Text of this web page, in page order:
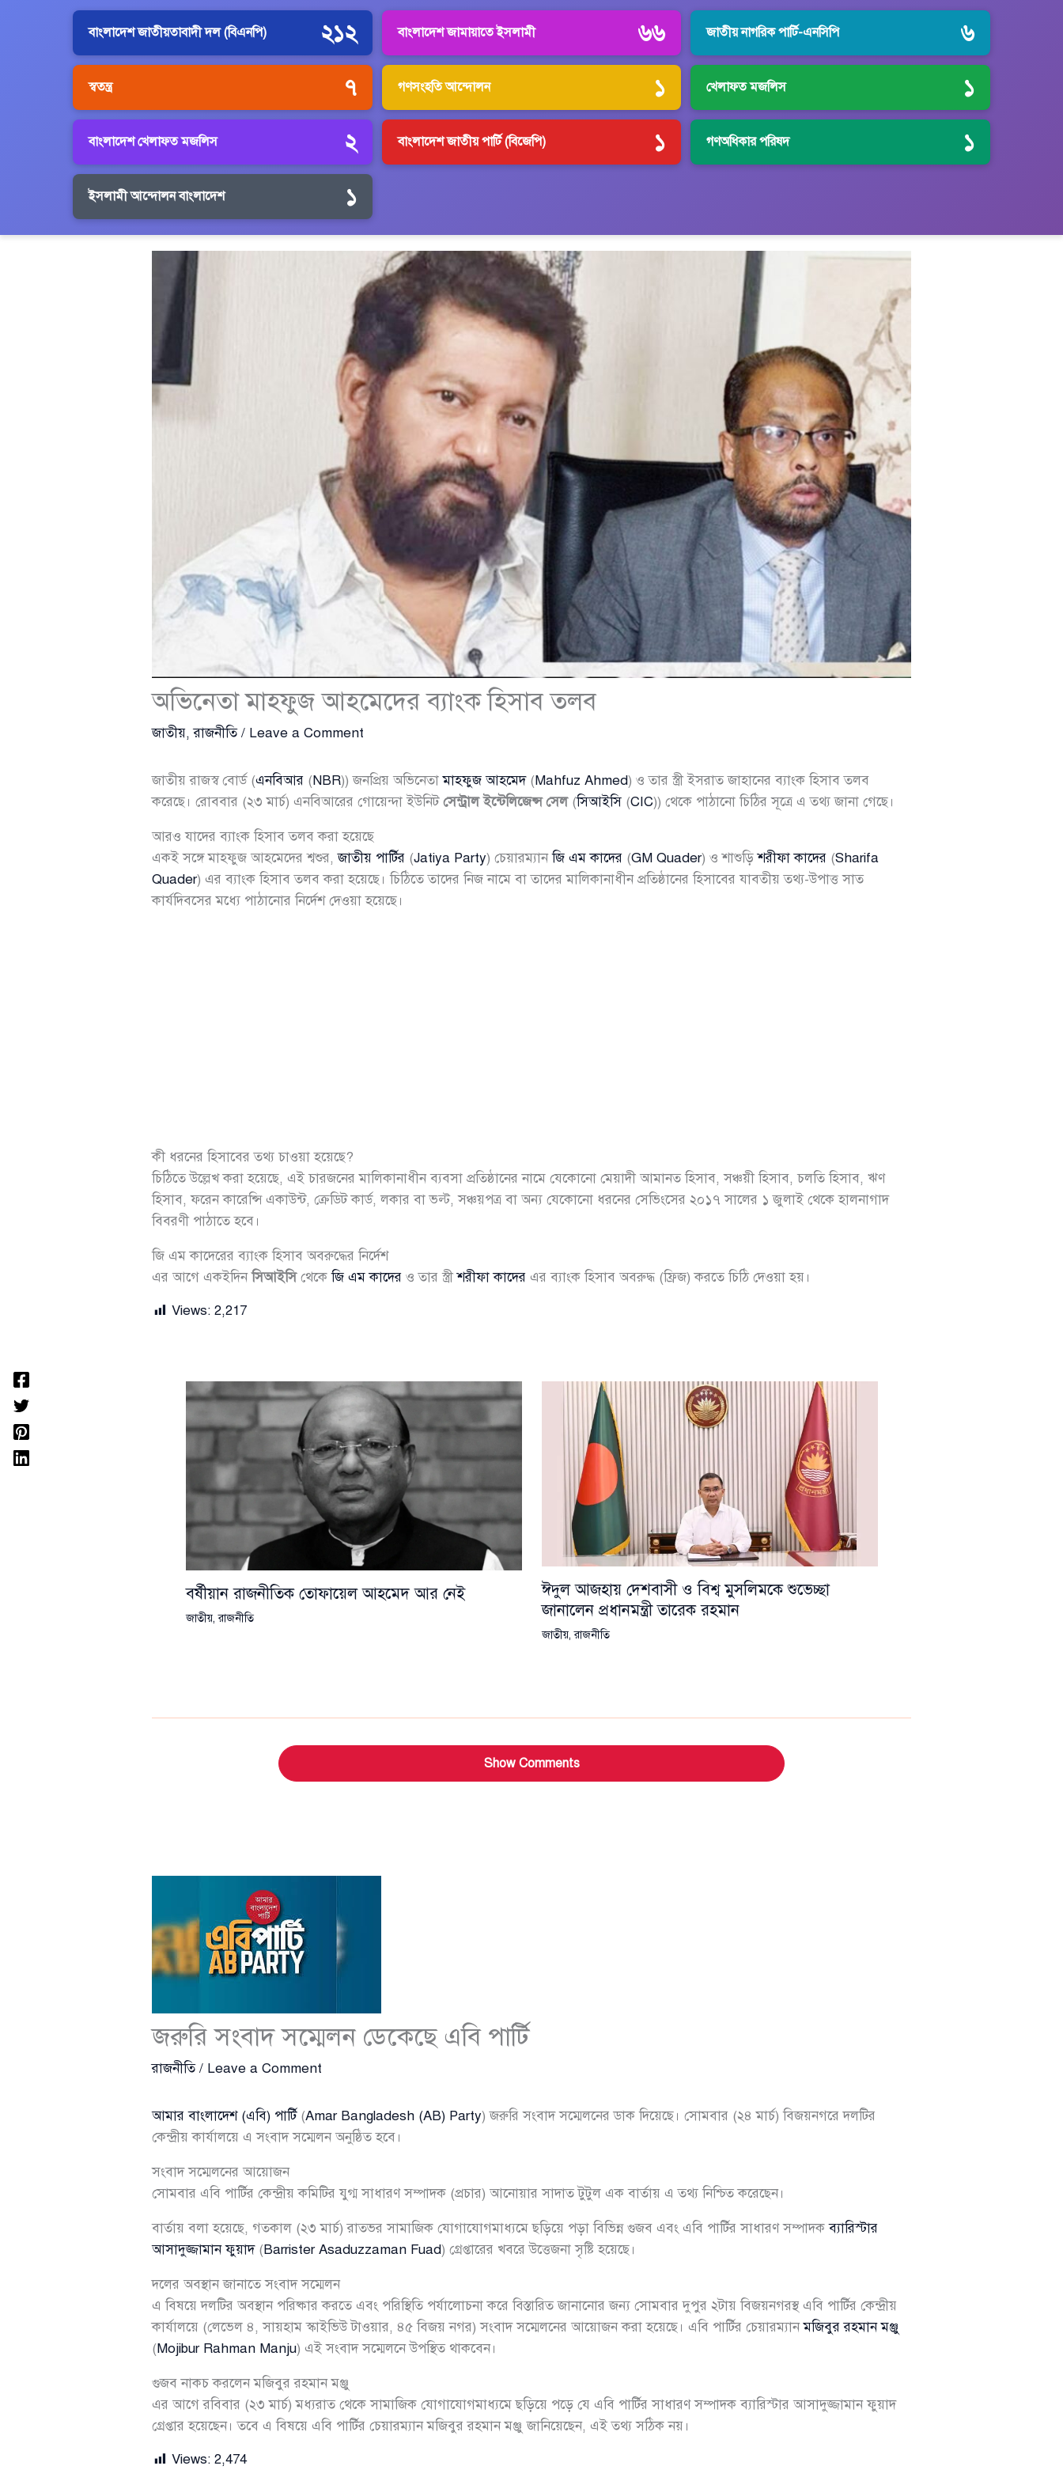
বাংলাদেশ জাতীয়তাবাদী দল (বিএনপি) ২১২ বাংলাদেশ জামায়াতে ইসলামী ৬৬ জাতীয় নাগরিক পার্টি-এনসিপি ৬
স্বতন্ত্র ৭ গণসংহতি আন্দোলন ১ খেলাফত মজলিস ১
বাংলাদেশ খেলাফত মজলিস ২ বাংলাদেশ জাতীয় পার্টি (বিজেপি) ১ গণঅধিকার পরিষদ ১
ইসলামী আন্দোলন বাংলাদেশ ১
অভিনেতা মাহফুজ আহমেদের ব্যাংক হিসাব তলব
জাতীয়,রাজনীতি/ Leave a Comment
জাতীয় রাজস্ব বোর্ড (এনবিআর (NBR)) জনপ্রিয় অভিনেতামাহফুজ আহমেদ(Mahfuz Ahmed) ও তার স্ত্রী ইসরাত জাহানের ব্যাংক হিসাব তলব
করেছে। রোববার (২৩ মার্চ) এনবিআরের গোয়েন্দা ইউনিটসেন্ট্রাল ইন্টেলিজেন্স সেল(সিআইসি (CIC)) থেকে পাঠানো চিঠির সূত্রে এ তথ্য জানা গেছে।
আরও যাদের ব্যাংক হিসাব তলব করা হয়েছে
একই সঙ্গে মাহফুজ আহমেদের শ্বশুর,জাতীয় পার্টির (Jatiya Party) চেয়ারম্যানজি এম কাদের (GM Quader) ও শাশুড়িশরীফা কাদের (Sharifa
Quader) এর ব্যাংক হিসাব তলব করা হয়েছে। চিঠিতে তাদের নিজ নামে বা তাদের মালিকানাধীন প্রতিষ্ঠানের হিসাবের যাবতীয় তথ্য-উপাত্ত সাত
কার্যদিবসের মধ্যে পাঠানোর নির্দেশ দেওয়া হয়েছে।
কী ধরনের হিসাবের তথ্য চাওয়া হয়েছে?
চিঠিতে উল্লেখ করা হয়েছে, এই চারজনের মালিকানাধীন ব্যবসা প্রতিষ্ঠানের নামে যেকোনো মেয়াদী আমানত হিসাব, সঞ্চয়ী হিসাব, চলতি হিসাব, ঋণ
হিসাব, ফরেন কারেন্সি একাউন্ট, ক্রেডিট কার্ড, লকার বা ভল্ট, সঞ্চয়পত্র বা অন্য যেকোনো ধরনের সেভিংসের ২০১৭ সালের ১ জুলাই থেকে হালনাগাদ
বিবরণী পাঠাতে হবে।
জি এম কাদেরের ব্যাংক হিসাব অবরুদ্ধের নির্দেশ
এর আগে একইদিনসিআইসিথেকেজি এম কাদের ও তার স্ত্রীশরীফা কাদের এর ব্যাংক হিসাব অবরুদ্ধ (ফ্রিজ) করতে চিঠি দেওয়া হয়।
Views: 2,217
বর্ষীয়ান রাজনীতিক তোফায়েল আহমেদ আর নেই
জাতীয়,রাজনীতি
ঈদুল আজহায় দেশবাসী ও বিশ্ব মুসলিমকে শুভেচ্ছা
জানালেন প্রধানমন্ত্রী তারেক রহমান
জাতীয়,রাজনীতি
Show Comments
জরুরি সংবাদ সম্মেলন ডেকেছে এবি পার্টি
রাজনীতি/ Leave a Comment
আমার বাংলাদেশ (এবি) পার্টি(Amar Bangladesh (AB) Party) জরুরি সংবাদ সম্মেলনের ডাক দিয়েছে। সোমবার (২৪ মার্চ) বিজয়নগরে দলটির
কেন্দ্রীয় কার্যালয়ে এ সংবাদ সম্মেলন অনুষ্ঠিত হবে।
সংবাদ সম্মেলনের আয়োজন
সোমবার এবি পার্টির কেন্দ্রীয় কমিটির যুগ্ম সাধারণ সম্পাদক (প্রচার) আনোয়ার সাদাত টুটুল এক বার্তায় এ তথ্য নিশ্চিত করেছেন।
বার্তায় বলা হয়েছে, গতকাল (২৩ মার্চ) রাতভর সামাজিক যোগাযোগমাধ্যমে ছড়িয়ে পড়া বিভিন্ন গুজব এবং এবি পার্টির সাধারণ সম্পাদকব্যারিস্টার
আসাদুজ্জামান ফুয়াদ(Barrister Asaduzzaman Fuad) গ্রেপ্তারের খবরে উত্তেজনা সৃষ্টি হয়েছে।
দলের অবস্থান জানাতে সংবাদ সম্মেলন
এ বিষয়ে দলটির অবস্থান পরিষ্কার করতে এবং পরিস্থিতি পর্যালোচনা করে বিস্তারিত জানানোর জন্য সোমবার দুপুর ২টায় বিজয়নগরস্থ এবি পার্টির কেন্দ্রীয়
কার্যালয়ে (লেভেল ৪, সায়হাম স্কাইভিউ টাওয়ার, ৪৫ বিজয় নগর) সংবাদ সম্মেলনের আয়োজন করা হয়েছে। এবি পার্টির চেয়ারম্যানমজিবুর রহমান মঞ্জু
(Mojibur Rahman Manju) এই সংবাদ সম্মেলনে উপস্থিত থাকবেন।
গুজব নাকচ করলেন মজিবুর রহমান মঞ্জু
এর আগে রবিবার (২৩ মার্চ) মধ্যরাত থেকে সামাজিক যোগাযোগমাধ্যমে ছড়িয়ে পড়ে যে এবি পার্টির সাধারণ সম্পাদক ব্যারিস্টার আসাদুজ্জামান ফুয়াদ
গ্রেপ্তার হয়েছেন। তবে এ বিষয়ে এবি পার্টির চেয়ারম্যান মজিবুর রহমান মঞ্জু জানিয়েছেন, এই তথ্য সঠিক নয়।
Views: 2,474